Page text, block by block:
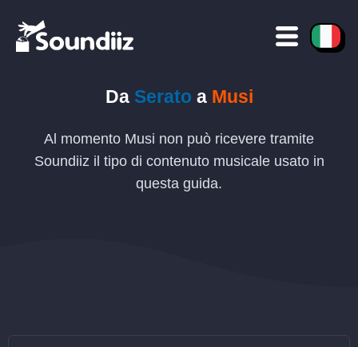
Da Serato a Musi
Al momento Musi non può ricevere tramite
Soundiiz il tipo di contenuto musicale usato in
questa guida.